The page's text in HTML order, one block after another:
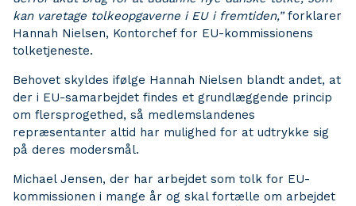
kan varetage tolkeopgaverne i EU i fremtiden,”forklarer
Hannah Nielsen, Kontorchef for EU-kommissionens
tolketjeneste.
Behovet skyldes ifølge Hannah Nielsen blandt andet, at
der i EU-samarbejdet findes et grundlæggende princip
om flersprogethed, så medlemslandenes
repræsentanter altid har mulighed for at udtrykke sig
på deres modersmål.
Michael Jensen, der har arbejdet som tolk for EU-
kommissionen i mange år og skal fortælle om arbejdet